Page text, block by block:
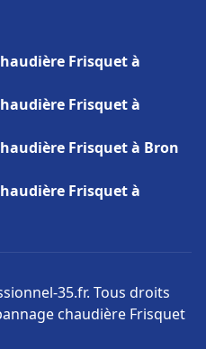
Frisquet à
Frisquet à
Frisquet à Bron
Frisquet à
35.fr. Tous droits
chaudière Frisquet